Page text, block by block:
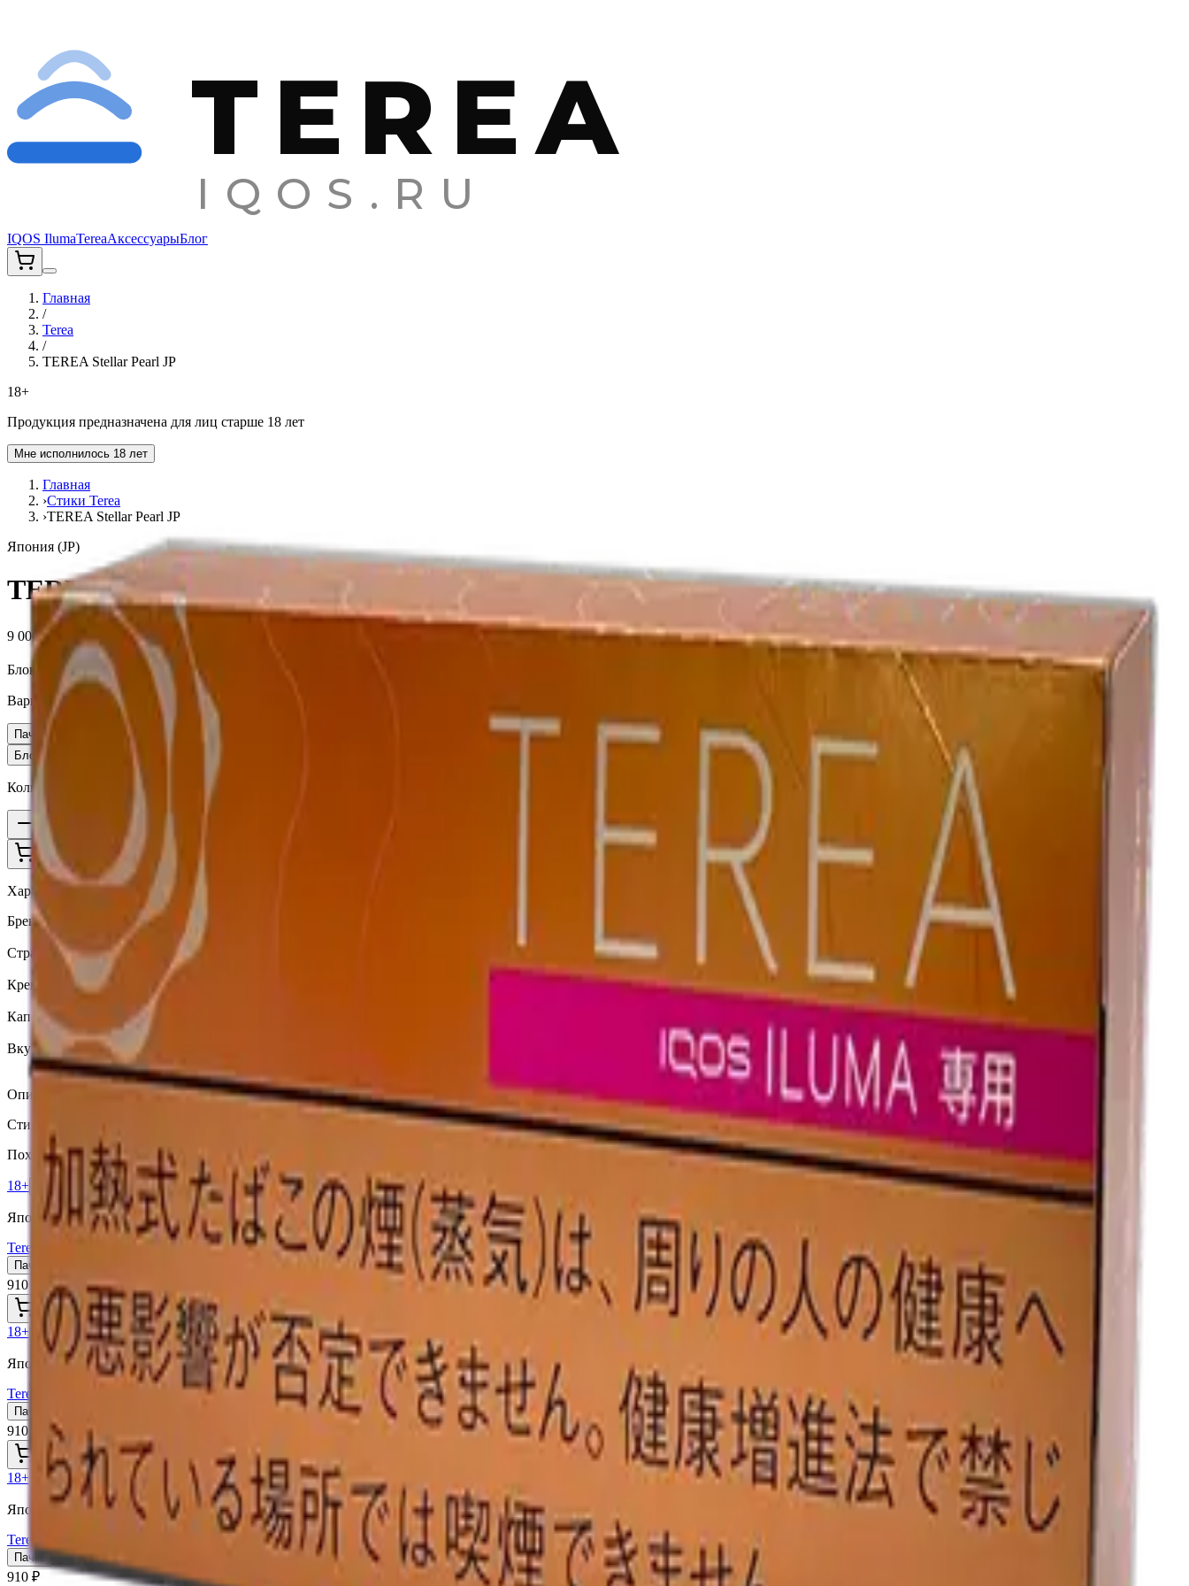
TEREA
IQOS.RU
IQOS IlumaTereaАксессуарыБлог
Главная
/
Terea
/
TEREA Stellar Pearl JP
18+
Продукция предназначена для лиц старше 18 лет
Мне исполнилось 18 лет
Главная
›Стики Terea
›TEREA Stellar Pearl JP
Япония (JP)
TEREA Stellar Pearl JP
9 000 ₽
Блок (10 пачек): 910 ₽
Вариант
Пачка
Блок × 10
Количество
1
В корзину — 910 ₽
Характеристики
Бренд
Terea
Страна
Крепость
Капсула
Нет
Вкусы
Ментол, Цитрус
Описание
Стики TEREA Stellar Pearl (Япония) - со вкусом табака, мощной ментоловой свежести, жёлтых цитрусовых и цветочных нот.
Похожие товары
18+ Мне исполнилось 18 лет
Япония (JP)
Terea Fusion Menthol JP
Пачка
910 ₽
В корзину
18+ Мне исполнилось 18 лет
Япония (JP)
Terea Black Yellow Menthol JP
Пачка
910 ₽
В корзину
18+ Мне исполнилось 18 лет
Япония (JP)
Terea Black Purple Menthol JP
Пачка Блок×10
910 ₽